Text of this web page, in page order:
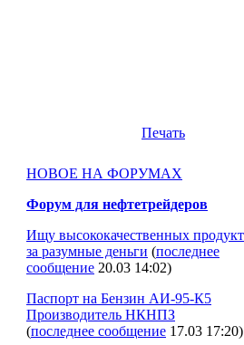
Печать
НОВОЕ НА ФОРУМАХ
Форум для нефтетрейдеров
Ищу высококачественных продукт
за разумные деньги (последнее
сообщение 20.03 14:02)
Паспорт на Бензин АИ-95-К5
Производитель НКНПЗ
(последнее сообщение 17.03 17:20)